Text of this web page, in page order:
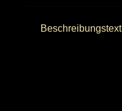
Beschreibungstext